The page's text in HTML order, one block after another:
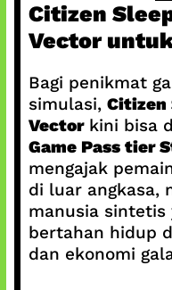
Citizen
Vector
Bagi penikmat
simulasi, Citizen
Vectorkini bisa
Game Pass tier
mengajak
di luar angkasa,
manusia sintetis
bertahan hidup
dan ekonomi